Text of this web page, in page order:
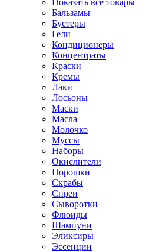
Показать все товары
Бальзамы
Бустеры
Гели
Кондиционеры
Концентраты
Краски
Кремы
Лаки
Лосьоны
Маски
Масла
Молочко
Муссы
Наборы
Окислители
Порошки
Скрабы
Спреи
Сыворотки
Флюиды
Шампуни
Эликсиры
Эссенции